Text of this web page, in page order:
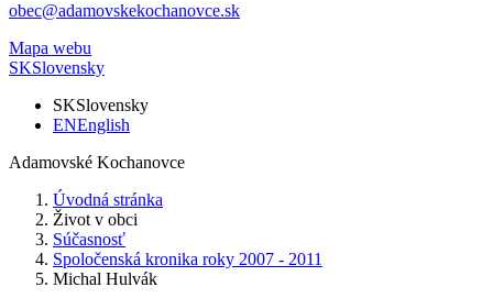
obec@adamovskekochanovce.sk
Mapa webu
SKSlovensky
SKSlovensky
ENEnglish
Adamovské Kochanovce
Úvodná stránka
Život v obci
Súčasnosť
Spoločenská kronika roky 2007 - 2011
Michal Hulvák